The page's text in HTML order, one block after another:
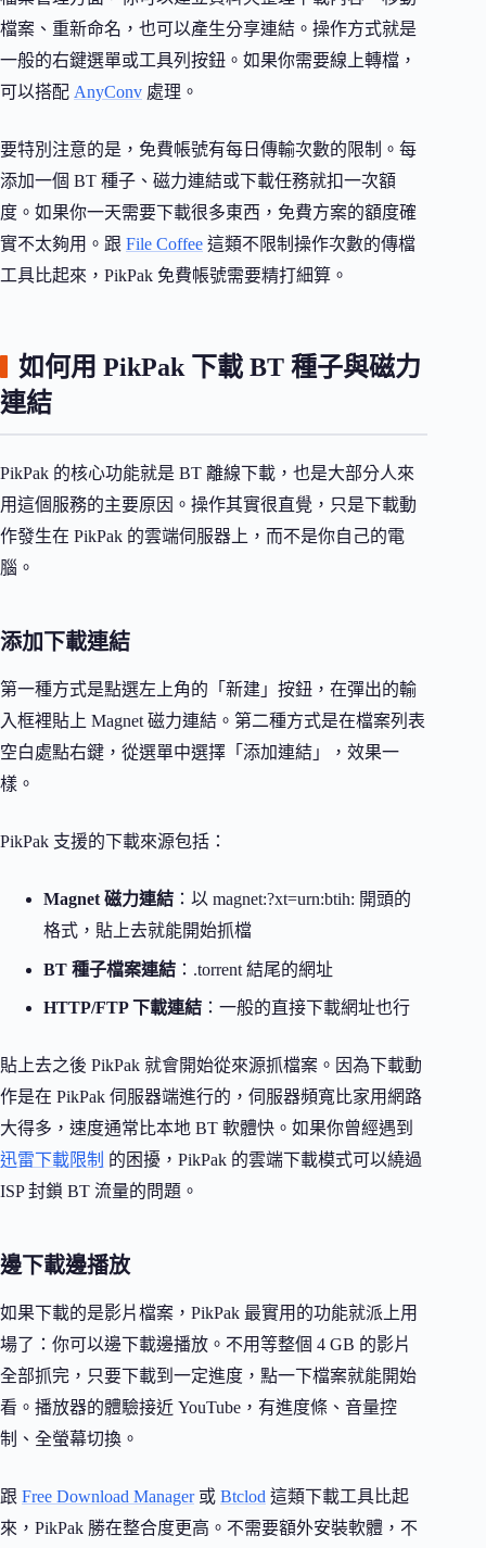
檔案、重新命名，也可以產生分享連結。操作方式就是
一般的右鍵選單或工具列按鈕。如果你需要線上轉檔，
可以搭配 AnyConv 處理。
要特別注意的是，免費帳號有每日傳輸次數的限制。每
添加一個 BT 種子、磁力連結或下載任務就扣一次額
度。如果你一天需要下載很多東西，免費方案的額度確
實不太夠用。跟 File Coffee 這類不限制操作次數的傳檔
工具比起來，PikPak 免費帳號需要精打細算。
如何用 PikPak 下載 BT 種子與磁力
連結
PikPak 的核心功能就是 BT 離線下載，也是大部分人來
用這個服務的主要原因。操作其實很直覺，只是下載動
作發生在 PikPak 的雲端伺服器上，而不是你自己的電
腦。
添加下載連結
第一種方式是點選左上角的「新建」按鈕，在彈出的輸
入框裡貼上 Magnet 磁力連結。第二種方式是在檔案列表
空白處點右鍵，從選單中選擇「添加連結」，效果一
樣。
PikPak 支援的下載來源包括：
Magnet 磁力連結 ：以 magnet:?xt=urn:btih: 開頭的
格式，貼上去就能開始抓檔
BT 種子檔案連結 ：.torrent 結尾的網址
HTTP/FTP 下載連結 ：一般的直接下載網址也行
貼上去之後 PikPak 就會開始從來源抓檔案。因為下載動
作是在 PikPak 伺服器端進行的，伺服器頻寬比家用網路
大得多，速度通常比本地 BT 軟體快。如果你曾經遇到
迅雷下載限制 的困擾，PikPak 的雲端下載模式可以繞過
ISP 封鎖 BT 流量的問題。
邊下載邊播放
如果下載的是影片檔案，PikPak 最實用的功能就派上用
場了：你可以邊下載邊播放。不用等整個 4 GB 的影片
全部抓完，只要下載到一定進度，點一下檔案就能開始
看。播放器的體驗接近 YouTube，有進度條、音量控
制、全螢幕切換。
跟 Free Download Manager或 Btclod 這類下載工具比起
來，PikPak 勝在整合度更高。不需要額外安裝軟體，不